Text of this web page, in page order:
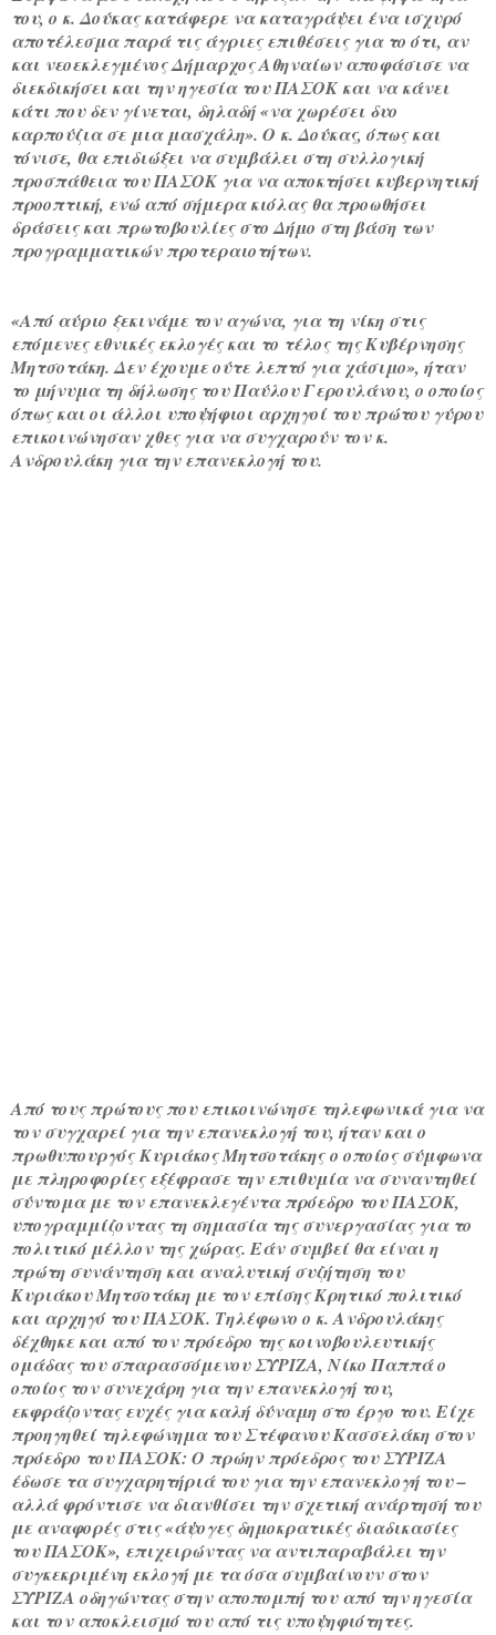
του, ο κ. Δούκας κατάφερε να καταγράψει ένα ισχυρό
αποτέλεσμα παρά τις άγριες επιθέσεις για το ότι, αν
και νεοεκλεγμένος Δήμαρχος Αθηναίων αποφάσισε να
διεκδικήσει και την ηγεσία του ΠΑΣΟΚ και να κάνει
κάτι που δεν γίνεται, δηλαδή «να χωρέσει δυο
καρπούζια σε μια μασχάλη». Ο κ. Δούκας, όπως και
τόνισε, θα επιδιώξει να συμβάλει στη συλλογική
προσπάθεια του ΠΑΣΟΚ για να αποκτήσει κυβερνητική
προοπτική, ενώ από σήμερα κιόλας θα προωθήσει
δράσεις και πρωτοβουλίες στο Δήμο στη βάση των
προγραμματικών προτεραιοτήτων.
«Από αύριο ξεκινάμε τον αγώνα, για τη νίκη στις
επόμενες εθνικές εκλογές και το τέλος της Κυβέρνησης
Μητσοτάκη. Δεν έχουμε ούτε λεπτό για χάσιμο», ήταν
το μήνυμα τη δήλωσης του Παύλου Γερουλάνου, ο οποίος
όπως και οι άλλοι υποψήφιοι αρχηγοί του πρώτου γύρου
επικοινώνησαν χθες για να συγχαρούν τον κ.
Ανδρουλάκη για την επανεκλογή του.
Από τους πρώτους που επικοινώνησε τηλεφωνικά για να
τον συγχαρεί για την επανεκλογή του, ήταν και ο
πρωθυπουργόςΚυριάκος Μητσοτάκηςο οποίος σύμφωνα
με πληροφορίες εξέφρασε την επιθυμία να συναντηθεί
σύντομα με τον επανεκλεγέντα πρόεδρο του ΠΑΣΟΚ,
υπογραμμίζοντας τη σημασία της συνεργασίας για το
πολιτικό μέλλον της χώρας. Εάν συμβεί θα είναι η
πρώτη συνάντηση και αναλυτική συζήτηση του
Κυριάκου Μητσοτάκη με τον επίσης Κρητικό πολιτικό
και αρχηγό του ΠΑΣΟΚ. Τηλέφωνο ο κ. Ανδρουλάκης
δέχθηκε και από τον πρόεδρο της κοινοβουλευτικής
ομάδας του σπαρασσόμενου ΣΥΡΙΖΑ, Νίκο Παππά ο
οποίος τον συνεχάρη για την επανεκλογή του,
εκφράζοντας ευχές για καλή δύναμη στο έργο του. Είχε
προηγηθεί τηλεφώνημα του Στέφανου Κασσελάκη στον
πρόεδρο του ΠΑΣΟΚ: Ο πρώην πρόεδρος του ΣΥΡΙΖΑ
έδωσε τα συγχαρητήριά του για την επανεκλογή του –
αλλά φρόντισε να διανθίσει την σχετική ανάρτησή του
με αναφορές στις «άψογες δημοκρατικές διαδικασίες
του ΠΑΣΟΚ», επιχειρώντας να αντιπαραβάλει την
συγκεκριμένη εκλογή με τα όσα συμβαίνουν στον
ΣΥΡΙΖΑ οδηγώντας στην αποπομπή του από την ηγεσία
και τον αποκλεισμό του από τις υποψηφιότητες.